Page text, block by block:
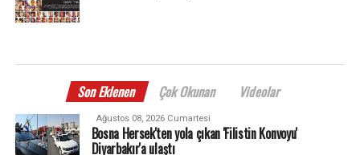
Son Eklenen Çok Okunan Videolar
Ağustos 08, 2026 Cumartesi
Bosna Hersek'ten yola çıkan 'Filistin Konvoyu'
Diyarbakır'a ulaştı